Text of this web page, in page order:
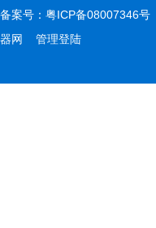
备案号： 粤ICP备08007346号
器网
管理登陆